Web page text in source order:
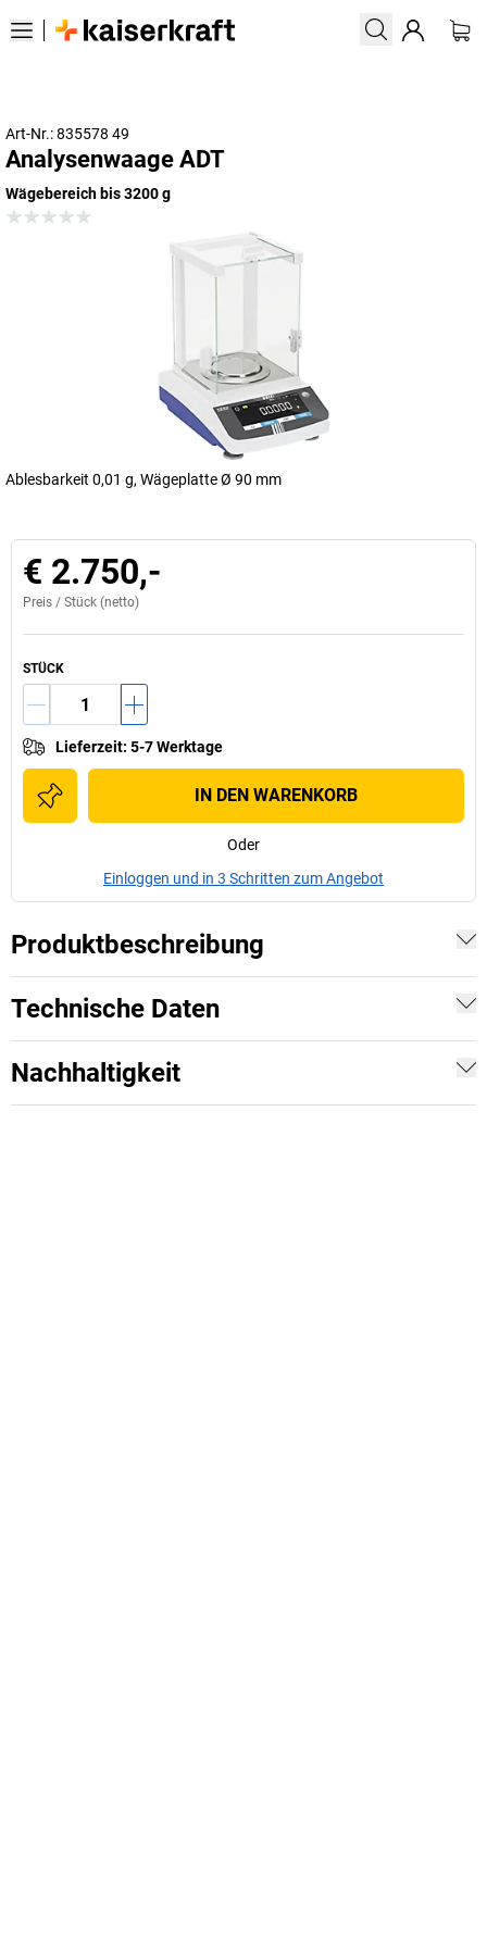
Art-Nr.: 835578 49
Analysenwaage ADT
Wägebereich bis 3200 g
Ablesbarkeit 0,01 g, Wägeplatte Ø 90 mm
€ 2.750,-
Preis / Stück (netto)
STÜCK
Lieferzeit: 5-7 Werktage
IN DEN WARENKORB
Oder
Einloggen und in 3 Schritten zum Angebot
Produktbeschreibung
Technische Daten
Nachhaltigkeit